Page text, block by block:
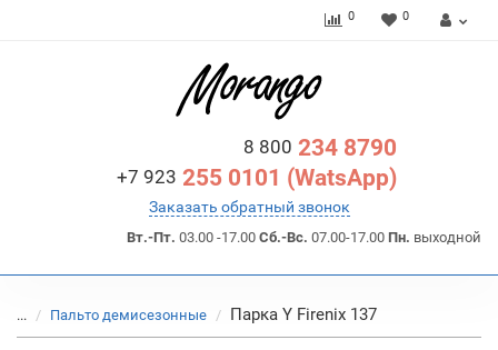
0 0
8 800 234 8790
+7 923 255 0101 (WatsApp)
Заказать обратный звонок
Вт.-Пт. 03.00 -17.00 Сб.-Вс. 07.00-17.00 Пн. выходной
... Пальто демисезонные Парка Y Firenix 137